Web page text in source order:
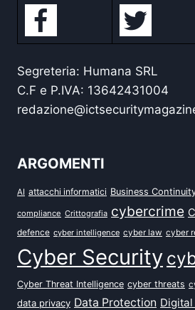
Segreteria: Humana SRL
C.F e P.IVA: 13642431004
ARGOMENTI
AI attacchi informatici Business
compliance Crittografia cybercrime
defence cyber intelligence cyber law cyber
Cyber Security
Cyber Threat Intelligence cyber threats
data privacy Data Protection Digital